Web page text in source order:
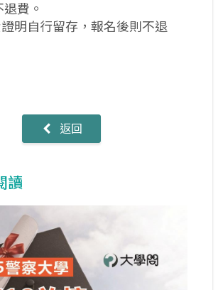
費。
明自行留存，報名後則不退
返回
讀